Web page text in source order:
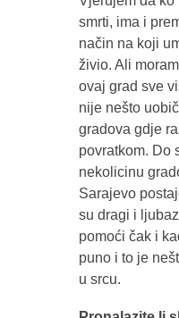
smrti, ima i
način na koji
živio. Ali
ovaj grad sve
nije nešto
gradova gdje
povratkom. Do
nekolicinu
Sarajevo
su dragi i
pomoći čak i
puno i to je
u srcu.